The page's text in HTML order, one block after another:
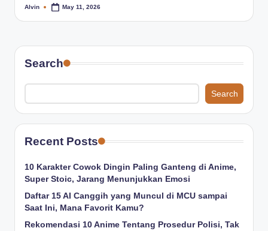
Posted
Alvin May 11, 2026
Search
Search
Recent Posts
10 Karakter Cowok Dingin Paling Ganteng di Anime,
Super Stoic, Jarang Menunjukkan Emosi
Daftar 15 AI Canggih yang Muncul di MCU sampai
Saat Ini, Mana Favorit Kamu?
Rekomendasi 10 Anime Tentang Prosedur Polisi, Tak